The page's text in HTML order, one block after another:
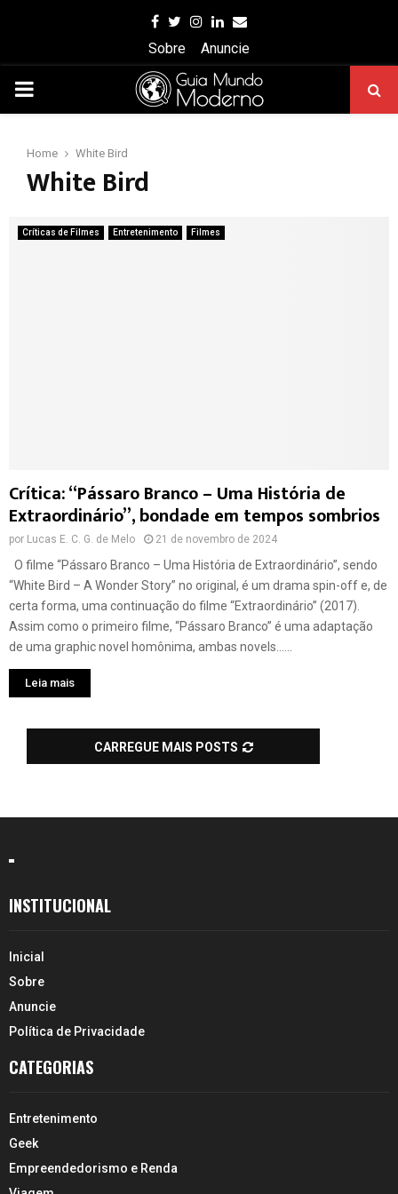
Facebook
Twitter
Instagram
Linkedin
Email
Sobre
Anuncie
PRIMARY
Home White Bird
White Bird
Críticas de Filmes Entretenimento Filmes
Crítica: “Pássaro Branco – Uma História de
Extraordinário”, bondade em tempos sombrios
por Lucas E. C. G. de Melo 21 de novembro de 2024
O filme “Pássaro Branco – Uma História de Extraordinário”, sendo
“White Bird – A Wonder Story” no original, é um drama spin-off e, de
certa forma, uma continuação do filme “Extraordinário” (2017).
Assim como o primeiro filme, “Pássaro Branco” é uma adaptação
de uma graphic novel homônima, ambas novels......
Leia mais
CARREGUE MAIS POSTS
INSTITUCIONAL
Inicial
Sobre
Anuncie
Política de Privacidade
CATEGORIAS
Entretenimento
Geek
Empreendedorismo e Renda